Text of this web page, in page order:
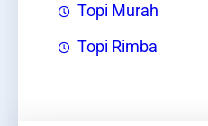
Topi Murah
Topi Rimba